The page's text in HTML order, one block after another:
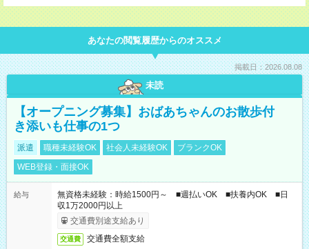
あなたの閲覧履歴からのオススメ
掲載日：2026.08.08
未読
【オープニング募集】おばあちゃんのお散歩付
き添いも仕事の1つ
派遣 職種未経験OK 社会人未経験OK
ブランクOK
WEB登録・面接OK
給与
無資格未経験：時給1500円～ ■週払いOK ■扶養内OK ■日
収1万2000円以上
交通費別途支給あり
交通費 交通費全額支給